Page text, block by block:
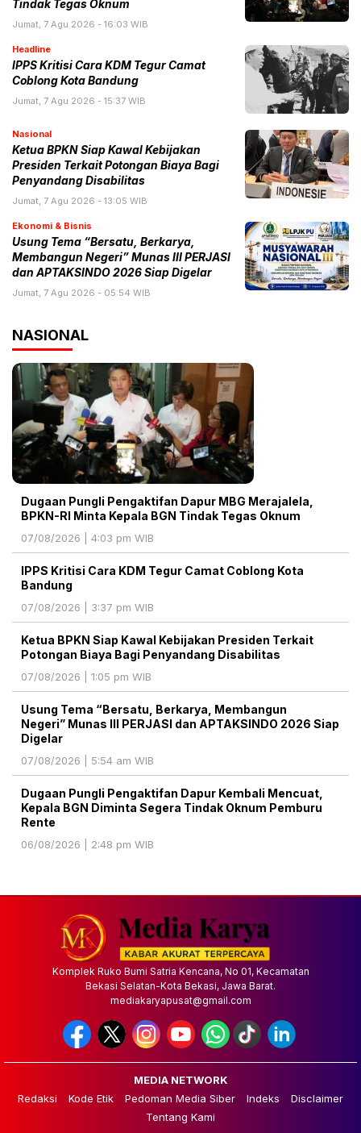
Tindak Tegas Oknum
Jumat, 7 Agu 2026 - 16:03 WIB
Headline
IPPS Kritisi Cara KDM Tegur Camat
Coblong Kota Bandung
Jumat, 7 Agu 2026 - 15:37 WIB
Nasional
Ketua BPKN Siap Kawal Kebijakan
Presiden Terkait Potongan Biaya Bagi
Penyandang Disabilitas
Jumat, 7 Agu 2026 - 13:05 WIB
Ekonomi & Bisnis
Usung Tema “Bersatu, Berkarya,
Membangun Negeri” Munas III PERJASI
dan APTAKSINDO 2026 Siap Digelar
Jumat, 7 Agu 2026 - 05:54 WIB
NASIONAL
Dugaan Pungli Pengaktifan Dapur MBG Merajalela,
BPKN-RI Minta Kepala BGN Tindak Tegas Oknum
07/08/2026 | 4:03 pm WIB
IPPS Kritisi Cara KDM Tegur Camat Coblong Kota
Bandung
07/08/2026 | 3:37 pm WIB
Ketua BPKN Siap Kawal Kebijakan Presiden Terkait
Potongan Biaya Bagi Penyandang Disabilitas
07/08/2026 | 1:05 pm WIB
Usung Tema “Bersatu, Berkarya, Membangun
Negeri” Munas III PERJASI dan APTAKSINDO 2026 Siap
Digelar
07/08/2026 | 5:54 am WIB
Dugaan Pungli Pengaktifan Dapur Kembali Mencuat,
Kepala BGN Diminta Segera Tindak Oknum Pemburu
Rente
06/08/2026 | 2:48 pm WIB
Komplek Ruko Bumi Satria Kencana, No 01, Kecamatan
Bekasi Selatan-Kota Bekasi, Jawa Barat.
mediakaryapusat@gmail.com
MEDIA NETWORK
Redaksi
Kode Etik Pedoman Media Siber Indeks
Disclaimer
Tentang Kami